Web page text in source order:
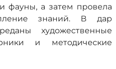
фауны, а затем провела
знаний. В дар
художественные
и методические